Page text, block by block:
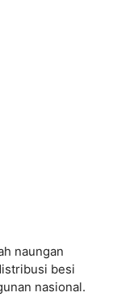
naungan
besi
nasional.